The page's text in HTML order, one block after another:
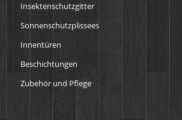
Insektenschutzgitter
Sonnenschutzplissees
Innentüren
Beschichtungen
Zubehör und Pflege